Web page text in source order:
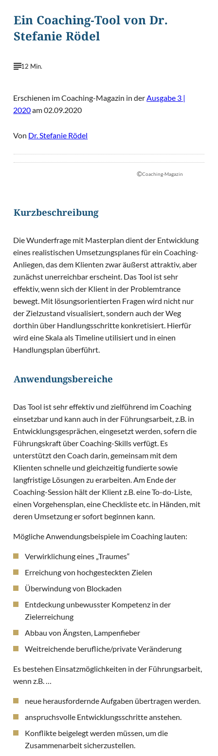
Ein Coaching-Tool von Dr.
Stefanie Rödel
12 Min.
Erschienen im Coaching-Magazin in der Ausgabe 3 |
2020am 02.09.2020
Von Dr. Stefanie Rödel
©Coaching-Magazin
Kurzbeschreibung
Die Wunderfrage mit Masterplan dient der Entwicklung
eines realistischen Umsetzungsplanes für ein Coaching-
Anliegen, das dem Klienten zwar äußerst attraktiv, aber
zunächst unerreichbar erscheint. Das Tool ist sehr
effektiv, wenn sich der Klient in der Problemtrance
bewegt. Mit lösungsorientierten Fragen wird nicht nur
der Zielzustand visualisiert, sondern auch der Weg
dorthin über Handlungsschritte konkretisiert. Hierfür
wird eine Skala als Timeline utilisiert und in einen
Handlungsplan überführt.
Anwendungsbereiche
Das Tool ist sehr effektiv und zielführend im Coaching
einsetzbar und kann auch in der Führungsarbeit, z.B. in
Entwicklungsgesprächen, eingesetzt werden, sofern die
Führungskraft über Coaching-Skills verfügt. Es
unterstützt den Coach darin, gemeinsam mit dem
Klienten schnelle und gleichzeitig fundierte sowie
langfristige Lösungen zu erarbeiten. Am Ende der
Coaching-Session hält der Klient z.B. eine To-do-Liste,
einen Vorgehensplan, eine Checkliste etc. in Händen, mit
deren Umsetzung er sofort beginnen kann.
Mögliche Anwendungsbeispiele im Coaching lauten:
Verwirklichung eines „Traumes“
Erreichung von hochgesteckten Zielen
Überwindung von Blockaden
Entdeckung unbewusster Kompetenz in der
Zielerreichung
Abbau von Ängsten, Lampenfieber
Weitreichende berufliche/private Veränderung
Es bestehen Einsatzmöglichkeiten in der Führungsarbeit,
wenn z.B. …
neue herausfordernde Aufgaben übertragen werden.
anspruchsvolle Entwicklungsschritte anstehen.
Konflikte beigelegt werden müssen, um die
Zusammenarbeit sicherzustellen.